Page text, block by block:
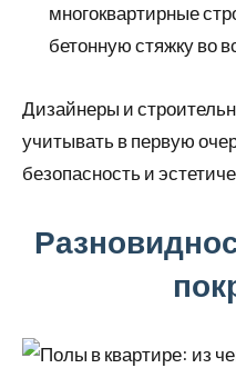
многоквартирные
бетонную стяжку во
Дизайнеры и
учитывать в первую
безопасность и